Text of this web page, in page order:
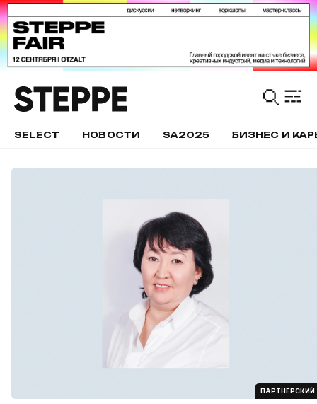
SELECT НОВОСТИ SA2025 БИЗНЕС И
ПАРТНЕРСКИЙ